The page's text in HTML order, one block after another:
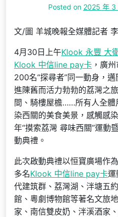
Posted on 2025 年 3
文/圖 羊城晚報全媒體記者
4月30日上午Klook 永豐 大
Klook 中信line pay卡 ，廣
200名“探尋者”同一動身，
進陳舊而活力勃勃的荔灣之
間、騎樓屋檐……所有人全體
染西關的美食美景，感觸感
年“摸索荔灣 尋味西關”運動
動典禮。
此次啟動典禮以恒寶廣場作
多名Klook 中信line pay卡運
代建筑群、荔灣湖、泮塘五
館、粵劇博物館等著名文旅
家、南信雙皮奶、泮溪酒家